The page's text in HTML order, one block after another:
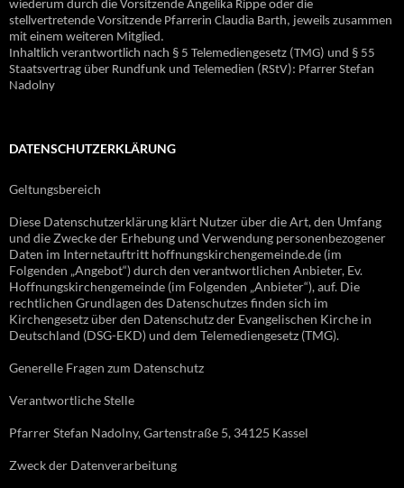
wiederum durch die Vorsitzende Angelika Rippe oder die
stellvertretende Vorsitzende Pfarrerin Claudia Barth, jeweils zusammen
mit einem weiteren Mitglied.
Inhaltlich verantwortlich nach § 5 Telemediengesetz (TMG) und § 55
Staatsvertrag über Rundfunk und Telemedien (RStV): Pfarrer Stefan
Nadolny
DATENSCHUTZERKLÄRUNG
Geltungsbereich
Diese Datenschutzerklärung klärt Nutzer über die Art, den Umfang
und die Zwecke der Erhebung und Verwendung personenbezogener
Daten im Internetauftritt hoffnungskirchengemeinde.de (im
Folgenden „Angebot“) durch den verantwortlichen Anbieter, Ev.
Hoffnungskirchengemeinde (im Folgenden „Anbieter“), auf. Die
rechtlichen Grundlagen des Datenschutzes finden sich im
Kirchengesetz über den Datenschutz der Evangelischen Kirche in
Deutschland (DSG-EKD) und dem Telemediengesetz (TMG).
Generelle Fragen zum Datenschutz
Verantwortliche Stelle
Pfarrer Stefan Nadolny, Gartenstraße 5, 34125 Kassel
Zweck der Datenverarbeitung